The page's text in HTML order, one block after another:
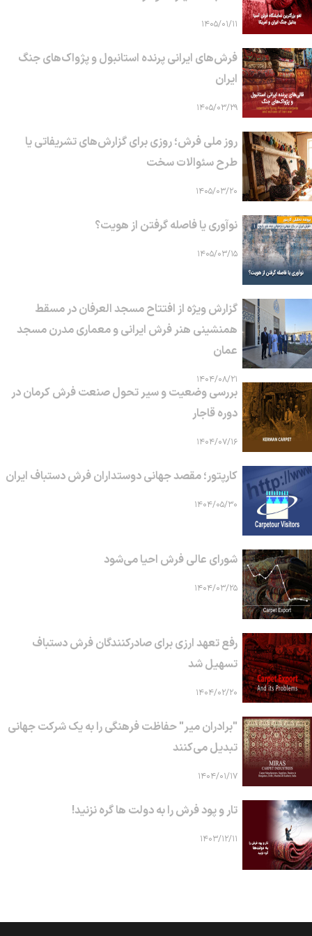
۱۴۰۵/۰۱/۱۱
فرش‌های ایرانی پرنده استانبول و پژواک‌های جنگ
ایران
۱۴۰۵/۰۳/۲۹
روز ملی فرش؛ روزی برای گزارش‌های تشریفاتی یا
طرح سئوالات سخت
۱۴۰۵/۰۳/۲۰
نوآوری یا فاصله گرفتن از هویت؟
۱۴۰۵/۰۳/۱۵
گزارش ویژه از افتتاح مسجد العرفان در مسقط
همنشینی هنر فرش ایرانی و معماری مدرن مسجد
عمان
۱۴۰۴/۰۸/۲۱
بررسی وضعیت و سیر تحول صنعت فرش کرمان در
دوره قاجار
۱۴۰۴/۰۷/۱۶
کارپتور؛ مقصد جهانی دوستداران فرش دستباف ایران
۱۴۰۴/۰۵/۳۰
شورای عالی فرش احیا می‌شود
۱۴۰۴/۰۳/۲۵
رفع تعهد ارزی برای صادرکنندگان فرش دستباف
تسهیل شد
۱۴۰۴/۰۲/۲۰
"برادران میر" حفاظت فرهنگی را به یک شرکت جهانی
تبدیل می‌کنند
۱۴۰۴/۰۱/۱۷
تار و پود فرش را به دولت ها گره نزنید!
۱۴۰۳/۱۲/۱۱